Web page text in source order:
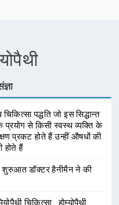
पद्धति जो इस सिद्धान्त
से किसी स्वस्थ व्यक्ति के
प्रकट होते हैं उन्हीं औषधों की
होते हैं
शुरुआत डॉक्टर हैनीमैन ने की
चिकित्सा ,होम्योपैथी